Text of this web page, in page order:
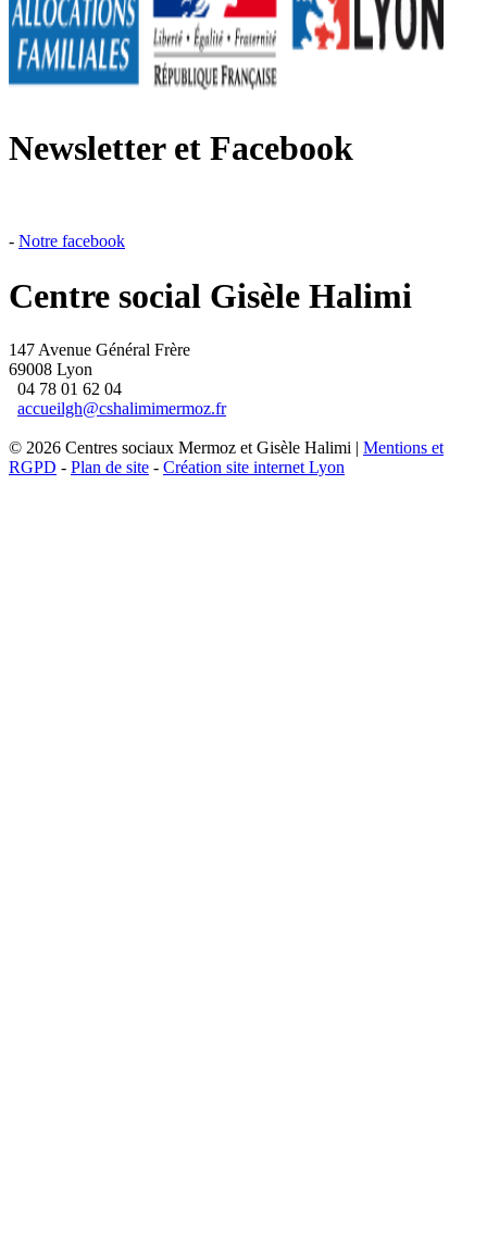
Newsletter et Facebook
- Notre facebook
Centre social Gisèle Halimi
147 Avenue Général Frère
69008 Lyon
04 78 01 62 04
accueilgh@cshalimimermoz.fr
© 2026 Centres sociaux Mermoz et Gisèle Halimi | Mentions et
RGPD - Plan de site - Création site internet Lyon